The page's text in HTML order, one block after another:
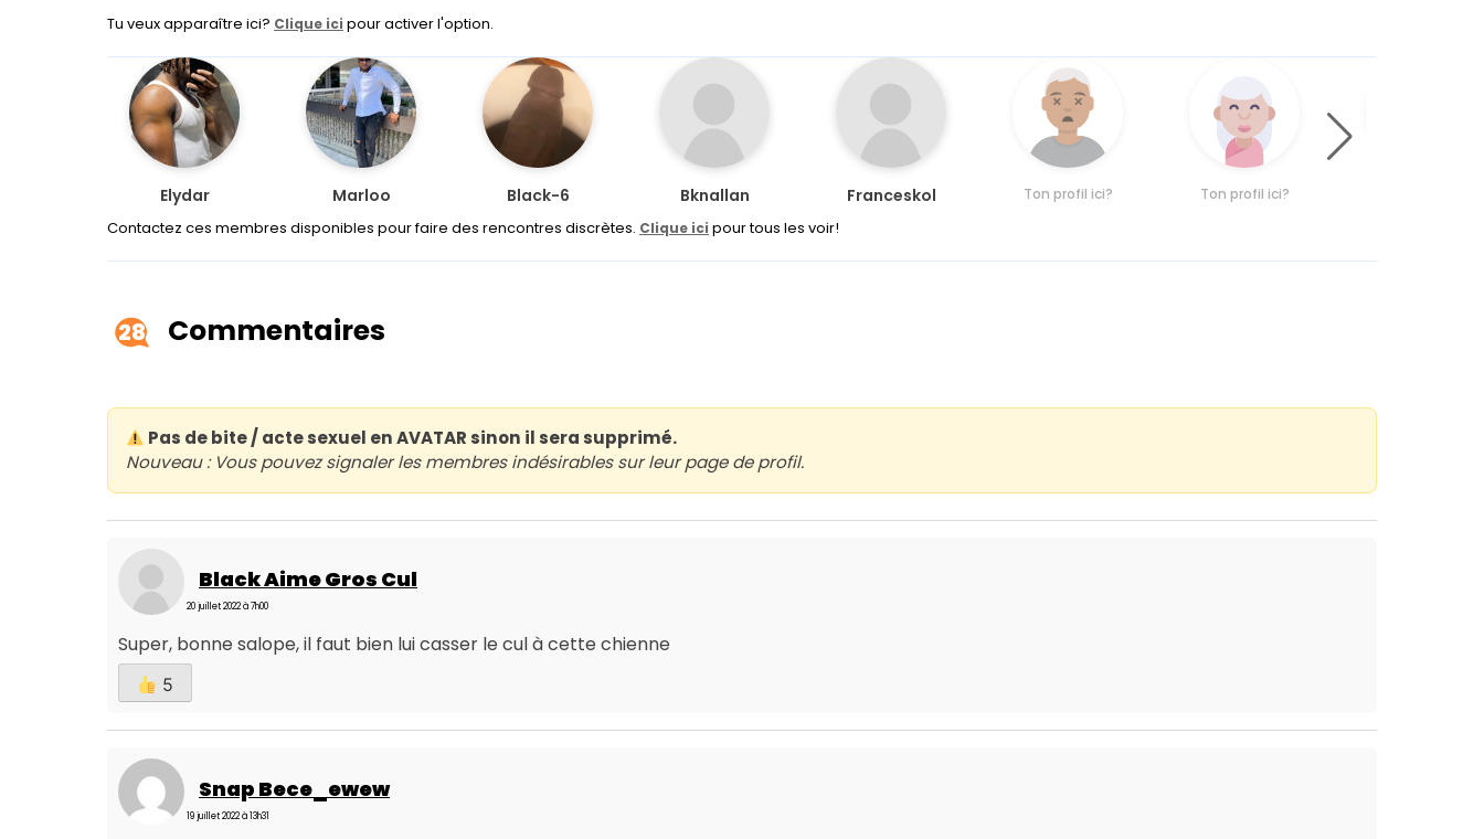
Tu veux apparaître ici? Clique ici pour activer l'option.
Elydar Marloo Black-6 Bknallan Franceskol Ton profil ici? Ton profil ici?
Contactez ces membres disponibles pour faire des rencontres discrètes. Clique ici pour tous les voir!
28 Commentaires
Pas de bite / acte sexuel en AVATAR sinon il sera supprimé.
Nouveau : Vous pouvez signaler les membres indésirables sur leur page de profil.
Black Aime Gros Cul
20 juillet 2022 à 7h00
Super, bonne salope, il faut bien lui casser le cul à cette chienne
5
Snap Bece_ewew
19 juillet 2022 à 13h31